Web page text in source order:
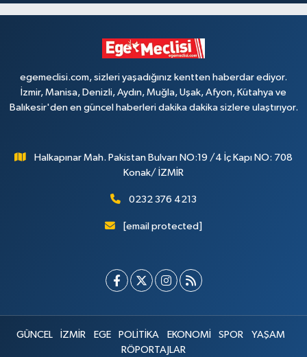
egemeclisi.com, sizleri yaşadığınız kentten haberdar ediyor.
İzmir, Manisa, Denizli, Aydın, Muğla, Uşak, Afyon, Kütahya ve
Balıkesir'den en güncel haberleri dakika dakika sizlere ulaştırıyor.
Halkapınar Mah. Pakistan Bulvarı NO:19 /4 İç Kapı NO: 708
Konak/ İZMİR
0232 376 4213
[email protected]
GÜNCEL İZMİR EGE POLİTİKA EKONOMİ SPOR
YAŞAM
RÖPORTAJLAR